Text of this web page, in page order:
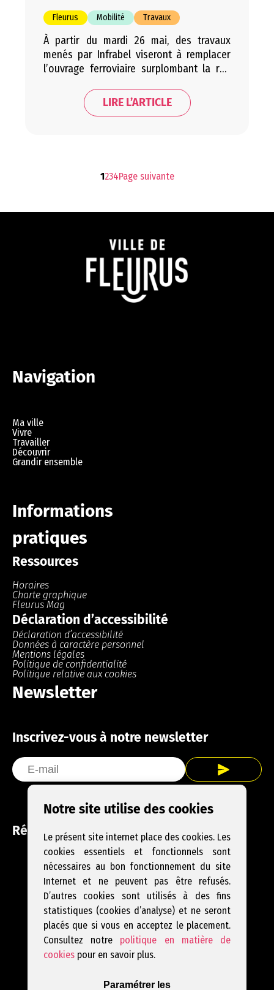
Fleurus Mobilité Travaux
À partir du mardi 26 mai, des travaux
menés par Infrabel viseront à remplacer
l’ouvrage ferroviaire surplombant la rue
modernisation des infrastructures
ferroviaires. Ce chantier d’envergure
LIRE L’ARTICLE
1234Page suivante
Navigation
Ma ville
Vivre
Travailler
Découvrir
Grandir ensemble
Informations
pratiques
Ressources
Horaires
Charte graphique
Fleurus Mag
Déclaration d’accessibilité
Déclaration d’accessibilité
Données à caractère personnel
Mentions légales
Politique de confidentialité
Politique relative aux cookies
Newsletter
Inscrivez-vous à notre newsletter
Réseaux sociaux
Facebook
Instagram
YouTube
Notre site utilise des cookies
Le présent site internet place des cookies. Les
cookies essentiels et fonctionnels sont
nécessaires au bon fonctionnement du site
Internet et ne peuvent pas être refusés.
D’autres cookies sont utilisés à des fins
statistiques (cookies d’analyse) et ne seront
placés que si vous en acceptez le placement.
Consultez notre politique en matière de
cookiespour en savoir plus.
Paramétrer les